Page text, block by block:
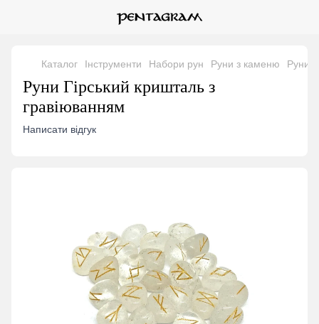
Каталог Інструменти Набори рун Руни з каменю Руни
Руни Гірський кришталь з
гравіюванням
Написати відгук